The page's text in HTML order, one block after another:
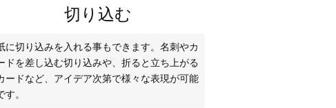
切り込む
に切り込みを入れる事もできます。名刺やカ
ドを差し込む切り込みや、折ると立ち上がる
ードなど、アイデア次第で様々な表現が可能
す。